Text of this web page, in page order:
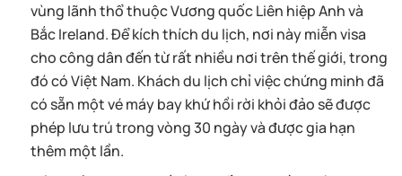
vùng lãnh thổ thuộc Vương quốc Liên hiệp Anh và
Bắc Ireland. Để kích thích du lịch, nơi này miễn visa
cho công dân đến từ rất nhiều nơi trên thế giới, trong
đó có Việt Nam. Khách du lịch chỉ việc chứng minh đã
có sẵn một vé máy bay khứ hồi rời khỏi đảo sẽ được
phép lưu trú trong vòng 30 ngày và được gia hạn
thêm một lần.